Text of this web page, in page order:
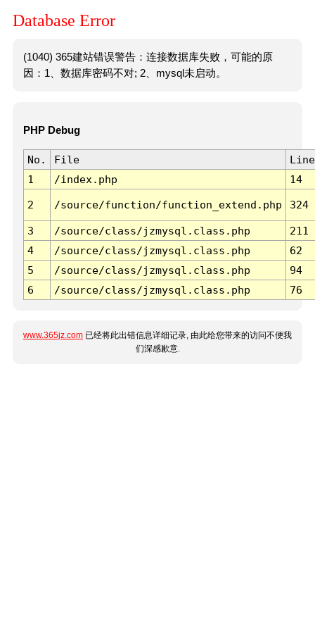
Database Error
(1040) 365建站错误警告：连接数据库失败，可能的原
因：1、数据库密码不对; 2、mysql未启动。
PHP Debug
No. File
Line
1
/index.php 14
2 /source/function/function_extend.php 324
3 /source/class/jzmysql.class.php
211
4
/source/class/jzmysql.class.php
62
5
/source/class/jzmysql.class.php
94
6
/source/class/jzmysql.class.php 76
www.365jz.com 已经将此出错信息详细记录, 由此给您带来的访问不便我
们深感歉意.